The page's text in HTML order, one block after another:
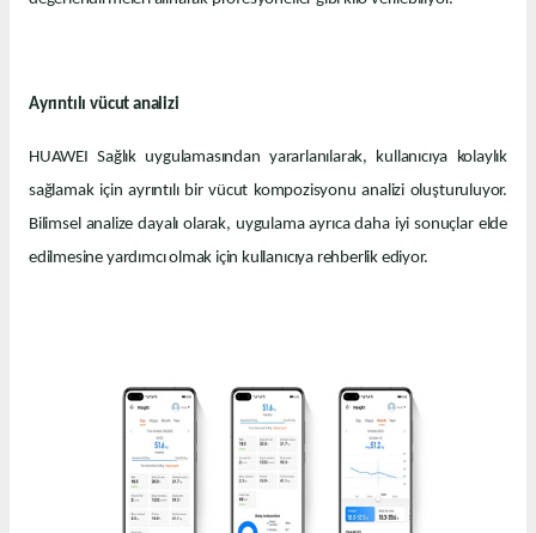
Ayrıntılı vücut analizi
HUAWEI Sağlık uygulamasından yararlanılarak, kullanıcıya kolaylık
sağlamak için ayrıntılı bir vücut kompozisyonu analizi oluşturuluyor.
Bilimsel analize dayalı olarak, uygulama ayrıca daha iyi sonuçlar elde
edilmesine yardımcı olmak için kullanıcıya rehberlik ediyor.